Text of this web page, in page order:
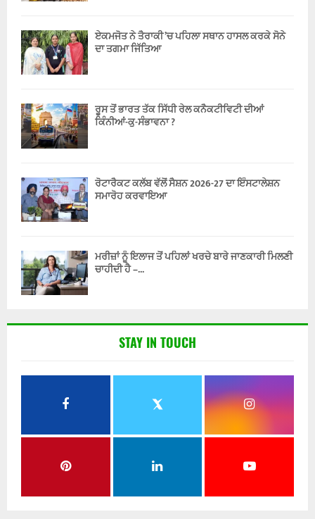
ਏਕਮਜੋਤ ਨੇ ਤੈਰਾਕੀ ’ਚ ਪਹਿਲਾ ਸਥਾਨ ਹਾਸਲ ਕਰਕੇ ਸੋਨੇ
ਦਾ ਤਗਮਾ ਜਿੱਤਿਆ
ਰੂਸ ਤੋਂ ਭਾਰਤ ਤੱਕ ਸਿੱਧੀ ਰੇਲ ਕਨੈਕਟੀਵਿਟੀ ਦੀਆਂ
ਕਿੰਨੀਆਂ-ਕੁ-ਸੰਭਾਵਨਾ ?
ਰੋਟਾਰੈਕਟ ਕਲੱਬ ਵੱਲੋਂ ਸੈਸ਼ਨ 2026-27 ਦਾ ਇੰਸਟਾਲੇਸ਼ਨ
ਸਮਾਰੋਹ ਕਰਵਾਇਆ
ਮਰੀਜ਼ਾਂ ਨੂੰ ਇਲਾਜ ਤੋਂ ਪਹਿਲਾਂ ਖਰਚੇ ਬਾਰੇ ਜਾਣਕਾਰੀ ਮਿਲਣੀ
ਚਾਹੀਦੀ ਹੈ –...
STAY IN TOUCH